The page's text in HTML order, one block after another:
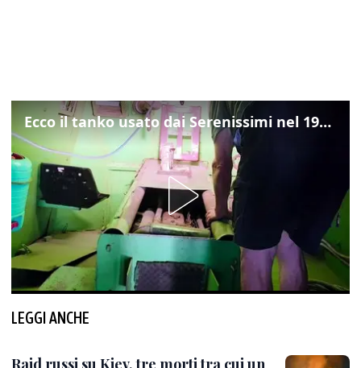
Ecco il tanko usato dai Serenissimi nel 1997 per il blitz a San Marco
LEGGI ANCHE
Raid russi su Kiev, tre morti tra cui un